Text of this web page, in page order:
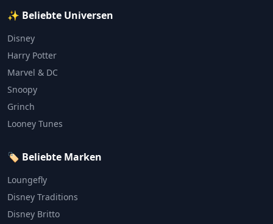
✨ Beliebte Universen
Disney
Harry Potter
Marvel & DC
Snoopy
Grinch
Looney Tunes
🏷️ Beliebte Marken
Loungefly
Disney Traditions
Disney Britto